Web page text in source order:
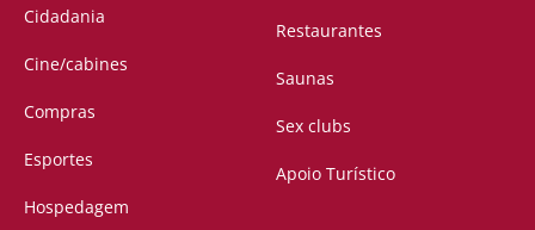
Cidadania
Cine/cabines
Compras
Esportes
Hospedagem
Restaurantes
Saunas
Sex clubs
Apoio Turístico